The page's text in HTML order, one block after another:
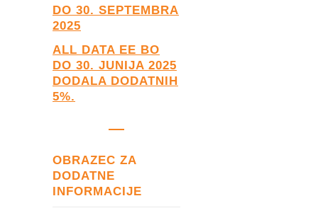
DO 30. SEPTEMBRA
2025
ALL DATA EE BO
DO 30. JUNIJA 2025
DODALA DODATNIH
5%.
OBRAZEC ZA
DODATNE
INFORMACIJE